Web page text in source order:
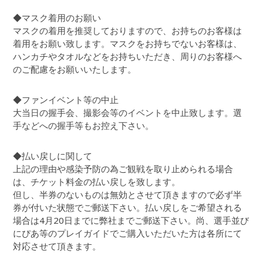
◆マスク着用のお願い
マスクの着用を推奨しておりますので、お持ちのお客様は
着用をお願い致します。マスクをお持ちでないお客様は、
ハンカチやタオルなどをお持ちいただき、周りのお客様へ
のご配慮をお願いいたします。
◆ファンイベント等の中止
大当日の握手会、撮影会等のイベントを中止致します。選
手などへの握手等もお控え下さい。
◆払い戻しに関して
上記の理由や感染予防の為ご観戦を取り止められる場合
は、チケット料金の払い戻しを致します。
但し、半券のないものは無効とさせて頂きますので必ず半
券が付いた状態でご郵送下さい。払い戻しをご希望される
場合は4月20日までに弊社までご郵送下さい。尚、選手並び
にぴあ等のプレイガイドでご購入いただいた方は各所にて
対応させて頂きます。